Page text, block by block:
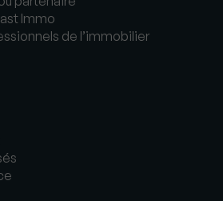
Immo
de l’immobilier